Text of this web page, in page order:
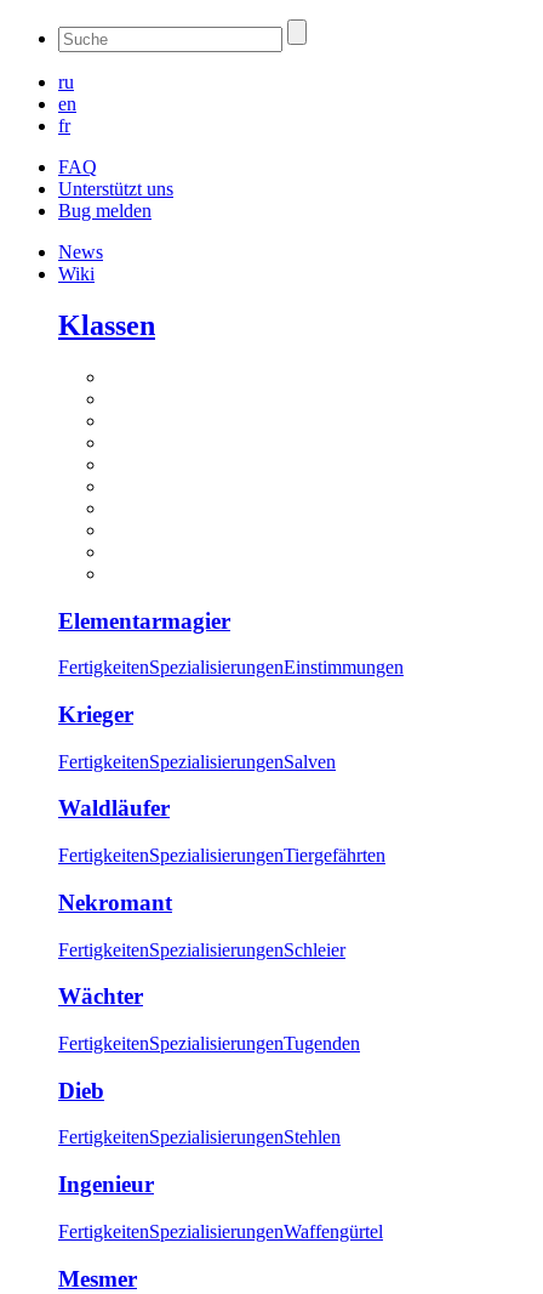
ru
en
fr
FAQ
Unterstützt uns
Bug melden
News
Wiki
Klassen
Elementarmagier
FertigkeitenSpezialisierungenEinstimmungen
Krieger
FertigkeitenSpezialisierungenSalven
Waldläufer
FertigkeitenSpezialisierungenTiergefährten
Nekromant
FertigkeitenSpezialisierungenSchleier
Wächter
FertigkeitenSpezialisierungenTugenden
Dieb
FertigkeitenSpezialisierungenStehlen
Ingenieur
FertigkeitenSpezialisierungenWaffengürtel
Mesmer